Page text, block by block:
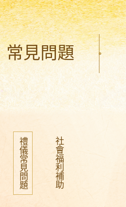
常見問題
禮儀常見問題 社會福利補助